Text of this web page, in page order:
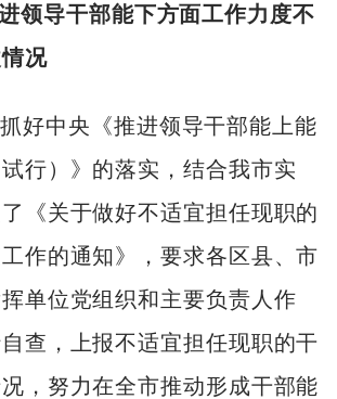
领导干部能下方面工作力度不
况
好中央《推进领导干部能上能
行）》的落实，结合我市实
《关于做好不适宜担任现职的
作的通知》，要求各区县、市
单位党组织和主要负责人作
查，上报不适宜担任现职的干
，努力在全市推动形成干部能